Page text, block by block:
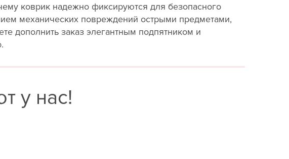
коврик надежно фиксируются для безопасного
механических повреждений острыми предметами,
дополнить заказ элегантным подпятником и
у нас!